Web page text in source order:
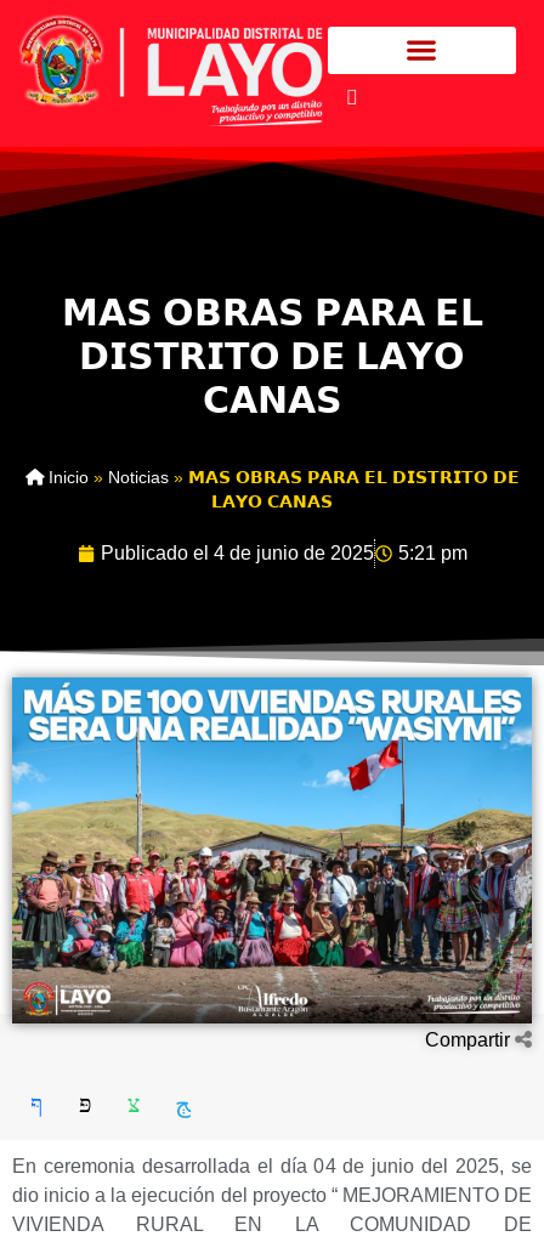
𝗠𝗔𝗦 𝗢𝗕𝗥𝗔𝗦 𝗣𝗔𝗥𝗔 𝗘𝗟
𝗗𝗜𝗦𝗧𝗥𝗜𝗧𝗢 𝗗𝗘 𝗟𝗔𝗬𝗢
𝗖𝗔𝗡𝗔𝗦
Inicio» Noticias» 𝗠𝗔𝗦 𝗢𝗕𝗥𝗔𝗦 𝗣𝗔𝗥𝗔 𝗘𝗟 𝗗𝗜𝗦𝗧𝗥𝗜𝗧𝗢 𝗗𝗘
𝗟𝗔𝗬𝗢 𝗖𝗔𝗡𝗔𝗦
Publicado el 4 de junio de 2025 5:21 pm
Compartir
En ceremonia desarrollada el día 04 de junio del 2025, se
dio inicio a la ejecución del proyecto “ MEJORAMIENTO DE
VIVIENDA RURAL EN LA COMUNIDAD DE